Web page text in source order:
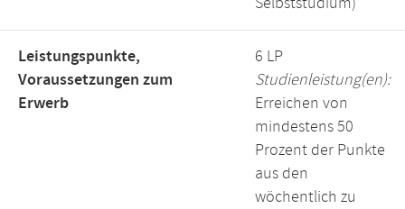
Leistungspunkte,
Voraussetzungen zum
Erwerb
6 LP
Studienleistung(en):
Erreichen von
mindestens 50
Prozent der Punkte
aus den
wöchentlich zu